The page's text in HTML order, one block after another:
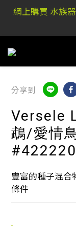
稀.鰭元朗店: 又
店:
網上購買 水族
稀.鰭元朗店: 又
店:
分享到
Versele
鵡/愛情
#422220
豐富的種子混合
條件